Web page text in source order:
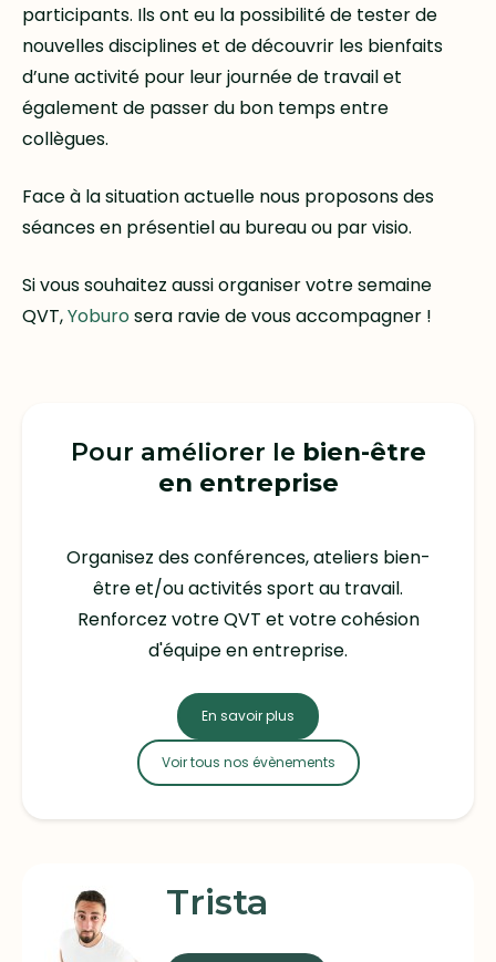
participants. Ils ont eu la possibilité de tester de
nouvelles disciplines et de découvrir les bienfaits
d’une activité pour leur journée de travail et
également de passer du bon temps entre
collègues.
Face à la situation actuelle nous proposons des
séances en présentiel au bureau ou par visio.
Si vous souhaitez aussi organiser votre semaine
QVT,Yoburosera ravie de vous accompagner !
Pour améliorer le bien-être
en entreprise
Organisez des conférences, ateliers bien-
être et/ou activités sport au travail.
Renforcez votre QVT et votre cohésion
d'équipe en entreprise.
En savoir plus
Voir tous nos évènements
Trista